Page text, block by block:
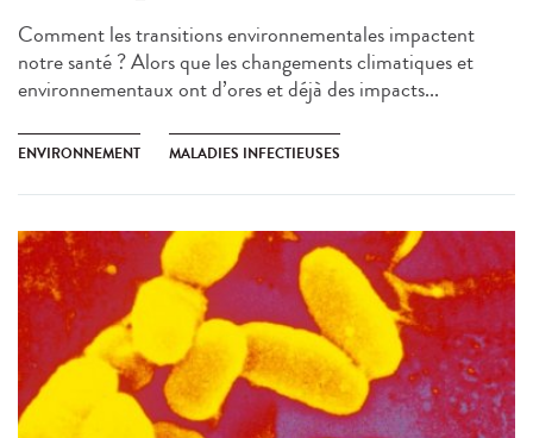
Comment les transitions environnementales impactent
notre santé ? Alors que les changements climatiques et
environnementaux ont d’ores et déjà des impacts...
ENVIRONNEMENT MALADIES INFECTIEUSES